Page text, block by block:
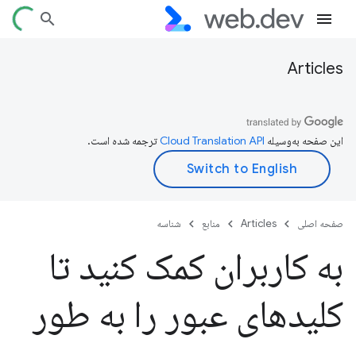
Articles
این صفحه به‌وسیله ترجمه شده است.
صفحه اصلی Articles منابع شناسه
به کاربران کمک کنید تا
کلیدهای عبور را به طور